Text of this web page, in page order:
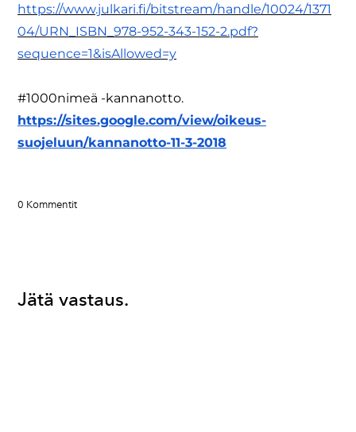
https://www.julkari.fi/bitstream/handle/10024/1371
04/URN_ISBN_978-952-343-152-2.pdf?
sequence=1&isAllowed=y
#1000nimeä -kannanotto.
https://sites.google.com/view/oikeus-
suojeluun/kannanotto-11-3-2018
0 Kommentit
Jätä vastaus.